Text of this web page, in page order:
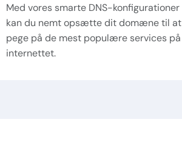
Med vores smarte DNS-konfigurationer
kan du nemt opsætte dit domæne til at
pege på de mest populære services på
internettet.